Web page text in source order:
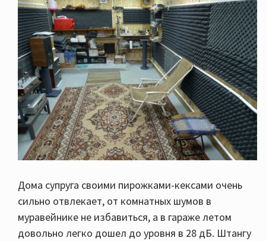
Дома супруга своими пирожками-кексами очень
сильно отвлекает, от комнатных шумов в
муравейнике не избавиться, а в гараже летом
довольно легко дошел до уровня в 28 дБ. Штангу